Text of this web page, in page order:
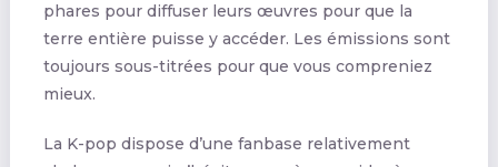
phares pour diffuser leurs œuvres pour que la
terre entière puisse y accéder. Les émissions sont
toujours sous-titrées pour que vous compreniez
mieux.
La K-pop dispose d’une fanbase relativement